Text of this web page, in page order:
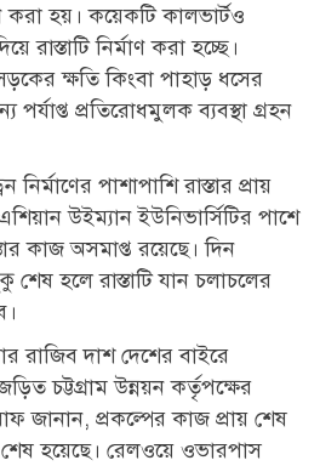
করা হয়। কয়েকটি কালভার্টও
রাস্তাটি নির্মাণ করা হচ্ছে।
ক্ষতি কিংবা পাহাড় ধসের
প্রতিরোধমুলক ব্যবস্থা গ্রহন
পাশাপাশি রাস্তার প্রায়
উইম্যান ইউনিভার্সিটির পাশে
কাজ অসমাপ্ত রয়েছে। দিন
হলে রাস্তাটি যান চলাচলের
রাজিব দাশ দেশের বাইরে
চট্টগ্রাম উন্নয়ন কর্তৃপক্ষের
জানান, প্রকল্পের কাজ প্রায় শেষ
হয়েছে। রেলওয়ে ওভারপাস